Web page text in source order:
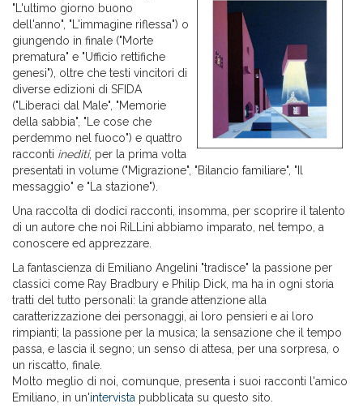
"L'ultimo giorno buono
dell'anno", "L'immagine riflessa") o
giungendo in finale ("Morte
prematura" e "Ufficio rettifiche
genesi"), oltre che testi vincitori di
diverse edizioni di SFIDA
("Liberaci dal Male", "Memorie
della sabbia", "Le cose che
perdemmo nel fuoco") e quattro
racconti inediti, per la prima volta
presentati in volume ("Migrazione", "Bilancio familiare", "Il
messaggio" e "La stazione").
Una raccolta di dodici racconti, insomma, per scoprire il talento
di un autore che noi RiLLini abbiamo imparato, nel tempo, a
conoscere ed apprezzare.
La fantascienza di Emiliano Angelini "tradisce" la passione per
classici come Ray Bradbury e Philip Dick, ma ha in ogni storia
tratti del tutto personali: la grande attenzione alla
caratterizzazione dei personaggi, ai loro pensieri e ai loro
rimpianti; la passione per la musica; la sensazione che il tempo
passa, e lascia il segno; un senso di attesa, per una sorpresa, o
un riscatto, finale.
Molto meglio di noi, comunque, presenta i suoi racconti l'amico
Emiliano, in un'intervista pubblicata su questo sito.